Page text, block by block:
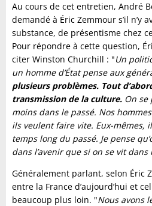
Au cours de cet entretien, André
demandé à Éric Zemmour s’il n’y
substance, de présentisme chez
Pour répondre à cette question,
citer Winston Churchill : "Un
un homme d’État pense aux
plusieurs problèmes. Tout
transmission de la culture. On se
moins dans le passé. Nos
ils veulent faire vite. Eux-mêmes,
temps long du passé. Je pense
dans l’avenir que si on se vit dans
Généralement parlant, selon Éric
entre la France d’aujourd’hui et
beaucoup plus loin. "Nous avons